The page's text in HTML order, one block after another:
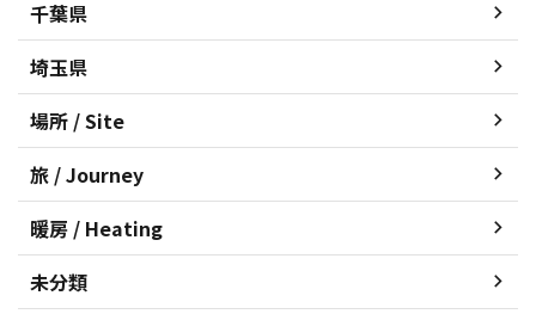
千葉県
埼玉県
場所 / Site
旅 / Journey
暖房 / Heating
未分類